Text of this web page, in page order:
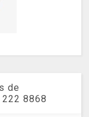
de
8868